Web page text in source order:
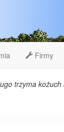
Firmy
trzyma